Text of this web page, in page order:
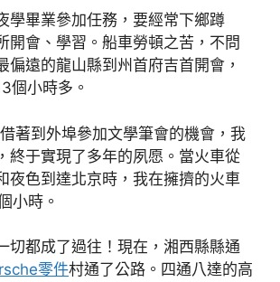
學畢業參加任務，要經常下鄉蹲
開會、學習。船車勞頓之苦，不問
偏遠的龍山縣到州首府吉首開會，
個小時多。
著到外埠參加文學筆會的機會，我
終于實現了多年的夙愿。當火車從
夜色到達北京時，我在擁擠的火車
小時。
切都成了過往！現在，湘西縣縣通
零件村通了公路。四通八達的高